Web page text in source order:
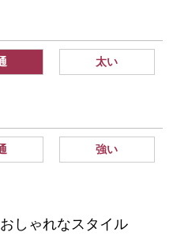
太い
強い
しゃれなスタイル